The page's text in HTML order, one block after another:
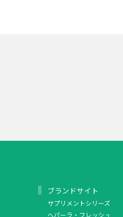
ブランドサイト
サプリメントシリーズ
ヘパーラ・フレッシュ